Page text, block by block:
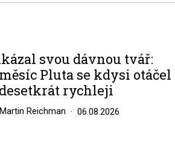
svou dávnou tvář:
Pluta se kdysi otáčel
rychleji
Martin Reichman 06.08.2026